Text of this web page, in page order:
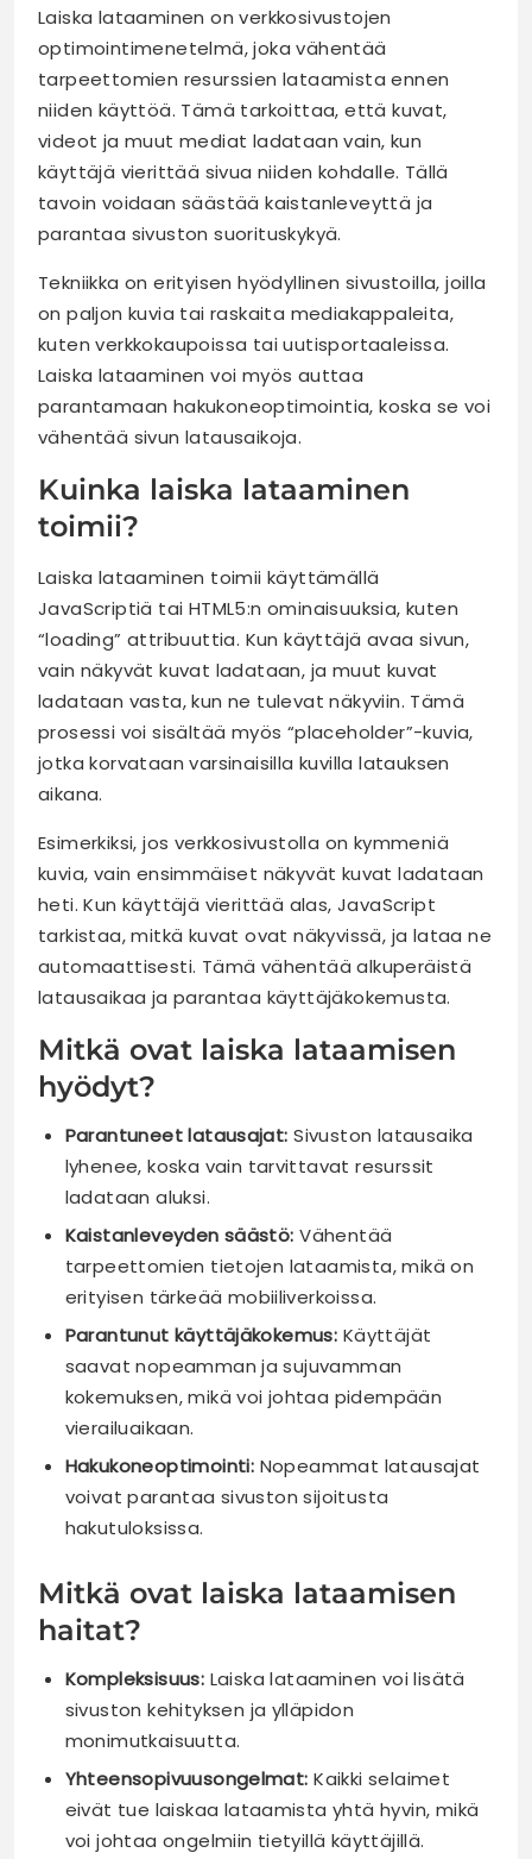
Laiska lataaminen on verkkosivustojen
optimointimenetelmä, joka vähentää
tarpeettomien resurssien lataamista ennen
niiden käyttöä. Tämä tarkoittaa, että kuvat,
videot ja muut mediat ladataan vain, kun
käyttäjä vierittää sivua niiden kohdalle. Tällä
tavoin voidaan säästää kaistanleveyttä ja
parantaa sivuston suorituskykyä.
Tekniikka on erityisen hyödyllinen sivustoilla, joilla
on paljon kuvia tai raskaita mediakappaleita,
kuten verkkokaupoissa tai uutisportaaleissa.
Laiska lataaminen voi myös auttaa
parantamaan hakukoneoptimointia, koska se voi
vähentää sivun latausaikoja.
Kuinka laiska lataaminen
toimii?
Laiska lataaminen toimii käyttämällä
JavaScriptiä tai HTML5:n ominaisuuksia, kuten
“loading” attribuuttia. Kun käyttäjä avaa sivun,
vain näkyvät kuvat ladataan, ja muut kuvat
ladataan vasta, kun ne tulevat näkyviin. Tämä
prosessi voi sisältää myös “placeholder”-kuvia,
jotka korvataan varsinaisilla kuvilla latauksen
aikana.
Esimerkiksi, jos verkkosivustolla on kymmeniä
kuvia, vain ensimmäiset näkyvät kuvat ladataan
heti. Kun käyttäjä vierittää alas, JavaScript
tarkistaa, mitkä kuvat ovat näkyvissä, ja lataa ne
automaattisesti. Tämä vähentää alkuperäistä
latausaikaa ja parantaa käyttäjäkokemusta.
Mitkä ovat laiska lataamisen
hyödyt?
Parantuneet latausajat: Sivuston latausaika
lyhenee, koska vain tarvittavat resurssit
ladataan aluksi.
Kaistanleveyden säästö: Vähentää
tarpeettomien tietojen lataamista, mikä on
erityisen tärkeää mobiiliverkoissa.
Parantunut käyttäjäkokemus: Käyttäjät
saavat nopeamman ja sujuvamman
kokemuksen, mikä voi johtaa pidempään
vierailuaikaan.
Hakukoneoptimointi: Nopeammat latausajat
voivat parantaa sivuston sijoitusta
hakutuloksissa.
Mitkä ovat laiska lataamisen
haitat?
Kompleksisuus: Laiska lataaminen voi lisätä
sivuston kehityksen ja ylläpidon
monimutkaisuutta.
Yhteensopivuusongelmat: Kaikki selaimet
eivät tue laiskaa lataamista yhtä hyvin, mikä
voi johtaa ongelmiin tietyillä käyttäjillä.